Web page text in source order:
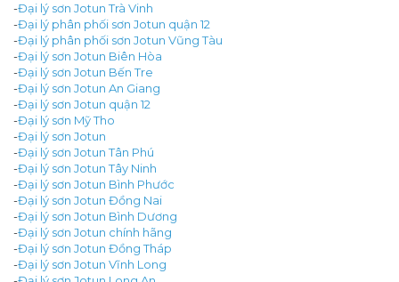
-Đại lý sơn Jotun Trà Vinh
-Đại lý phân phối sơn Jotun quận 12
-Đại lý phân phối sơn Jotun Vũng Tàu
-Đại lý sơn Jotun Biên Hòa
-Đại lý sơn Jotun Bến Tre
-Đại lý sơn Jotun An Giang
-Đại lý sơn Jotun quận 12
-Đại lý sơn Mỹ Tho
-Đại lý sơn Jotun
-Đại lý sơn Jotun Tân Phú
-Đại lý sơn Jotun Tây Ninh
-Đại lý sơn Jotun Bình Phước
-Đại lý sơn Jotun Đồng Nai
-Đại lý sơn Jotun Bình Dương
-Đại lý sơn Jotun chính hãng
-Đại lý sơn Jotun Đồng Tháp
-Đại lý sơn Jotun Vĩnh Long